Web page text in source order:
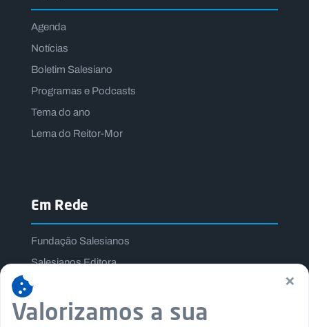
Agenda
Notícias
Boletim Salesiano
Programas e Podcasts
Tema do ano
Lema do Reitor-Mor
Em Rede
Fundação Salesianos
Salesianos Editora
Família Salesiana
Missão Dom Bosco
×
Valorizamos a sua